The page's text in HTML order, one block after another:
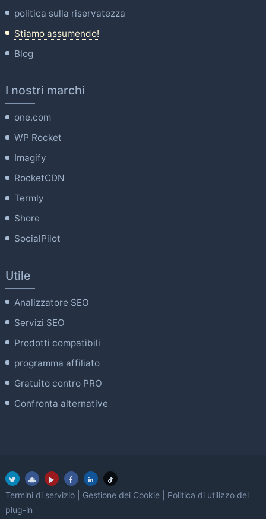
politica sulla riservatezza
Stiamo assumendo!
Blog
I nostri marchi
one.com
WP Rocket
Imagify
RocketCDN
Termly
Shore
SocialPilot
Utile
Analizzatore SEO
Servizi SEO
Prodotti compatibili
programma affiliato
Gratuito contro PRO
Confronta alternative
Termini di servizio Gestione dei Cookie
Politica di utilizzo dei
plug-in